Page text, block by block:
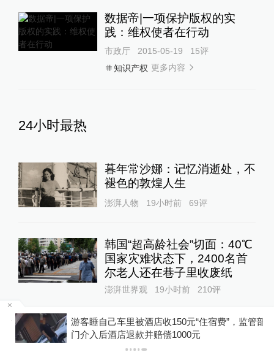
数据帝|一项保护版权的实
践：维权使者在行动
市政厅 2015-05-19 15评
知识产权 更多内容
24小时最热
暮年常沙娜：记忆消逝处，不
褪色的敦煌人生
澎湃人物 19小时前 69评
韩国“超高龄社会”切面：40℃
国家灾难状态下，2400名首
尔老人还在巷子里收废纸
澎湃世界观 19小时前 210评
存储芯片成本压力开始释放！
游客睡自己车里被酒店收150元“住宿费”，监管部
门介入后酒店退款并赔偿1000元